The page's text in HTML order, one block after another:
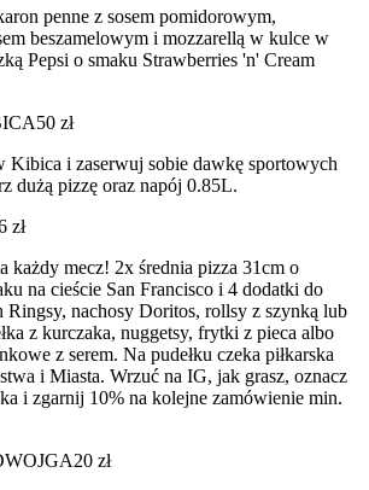
penne z sosem pomidorowym,
beszamelowym i mozzarellą w kulce w
Pepsi o smaku Strawberries 'n' Cream
50 zł
Kibica i zaserwuj sobie dawkę sportowych
dużą pizzę oraz napój 0.85L.
zł
każdy mecz! 2x średnia pizza 31cm o
na cieście San Francisco i 4 dodatki do
nachosy Doritos, rollsy z szynką lub
z kurczaka, nuggetsy, frytki z pieca albo
z serem. Na pudełku czeka piłkarska
i Miasta. Wrzuć na IG, jak grasz, oznacz
i zgarnij 10% na kolejne zamówienie min.
20 zł